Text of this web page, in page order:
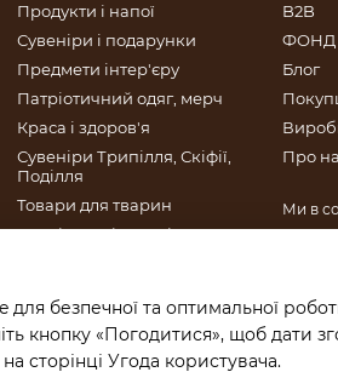
Продукти і напої
Сувеніри і подарунки
Предмети інтер'єру
Патріотичний одяг, мерч
Краса і здоров'я
Сувеніри Трипілля, Скіфії,
Поділля
Товари для тварин
Патріотичні сувеніри
Подарункові сертифікати
B2B
ФОНД
Блог
Про
Ми в
безпечної та оптимальної
кнопку «Погодитися», щоб дати
сторінці Угода користувача.